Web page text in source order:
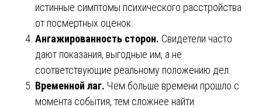
истинные симптомы психического расстройства
от посмертных оценок.
Ангажированность сторон. Свидетели часто
дают показания, выгодные им, а не
соответствующие реальному положению дел.
Временной лаг. Чем больше времени прошло с
момента события, тем сложнее найти